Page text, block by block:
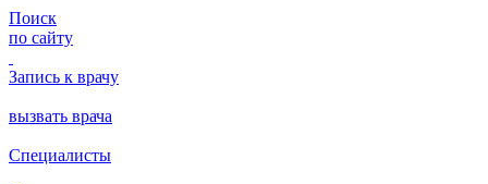
Поиск
по сайту
Запись к врачу
вызвать врача
Специалисты